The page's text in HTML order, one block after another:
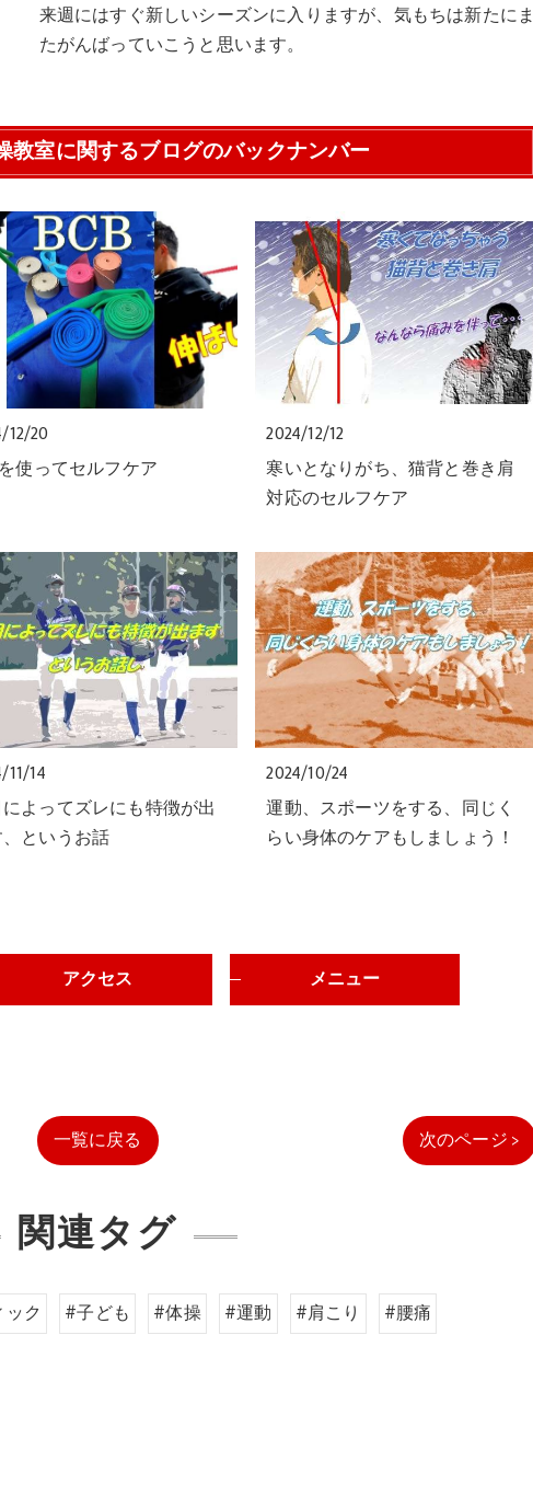
来週にはすぐ新しいシーズンに入りますが、気もちは新たにま
たがんばっていこうと思います。
教室に関するブログのバックナンバー
12/20
使ってセルフケア
2024/12/12
寒いとなりがち、猫背と巻き肩
対応のセルフケア
11/14
よってズレにも特徴が出
、というお話
2024/10/24
運動、スポーツをする、同じく
らい身体のケアもしましょう！
アクセス メニュー
一覧に戻る 次のページ >
関連タグ
ク #子ども #体操 #運動 #肩こり #腰痛